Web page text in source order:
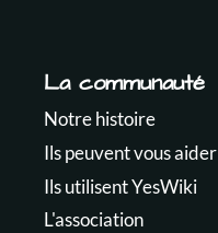
La communauté
Notre histoire
Ils peuvent vous aider
Ils utilisent YesWiki
L'association